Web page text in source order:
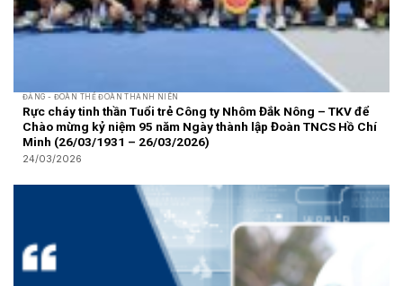
ĐẢNG - ĐOÀN THỂ ĐOÀN THANH NIÊN
Rực cháy tinh thần Tuổi trẻ Công ty Nhôm Đắk Nông – TKV để
Chào mừng kỷ niệm 95 năm Ngày thành lập Đoàn TNCS Hồ Chí
Minh (26/03/1931 – 26/03/2026)
24/03/2026